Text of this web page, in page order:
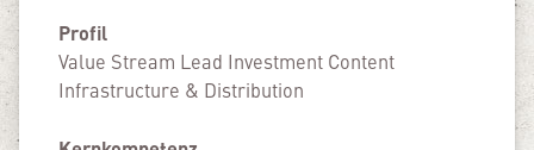
Profil
Value Stream Lead Investment Content
Infrastructure & Distribution